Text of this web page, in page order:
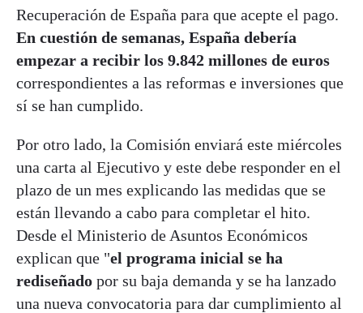
Recuperación de España para que acepte el pago.
En cuestión de semanas, España debería
empezar a recibir los 9.842 millones de euros
correspondientes a las reformas e inversiones que
sí se han cumplido.
Por otro lado, la Comisión enviará este miércoles
una carta al Ejecutivo y este debe responder en el
plazo de un mes explicando las medidas que se
están llevando a cabo para completar el hito.
Desde el Ministerio de Asuntos Económicos
explican que "el programa inicial se ha
rediseñado por su baja demanda y se ha lanzado
una nueva convocatoria para dar cumplimiento al